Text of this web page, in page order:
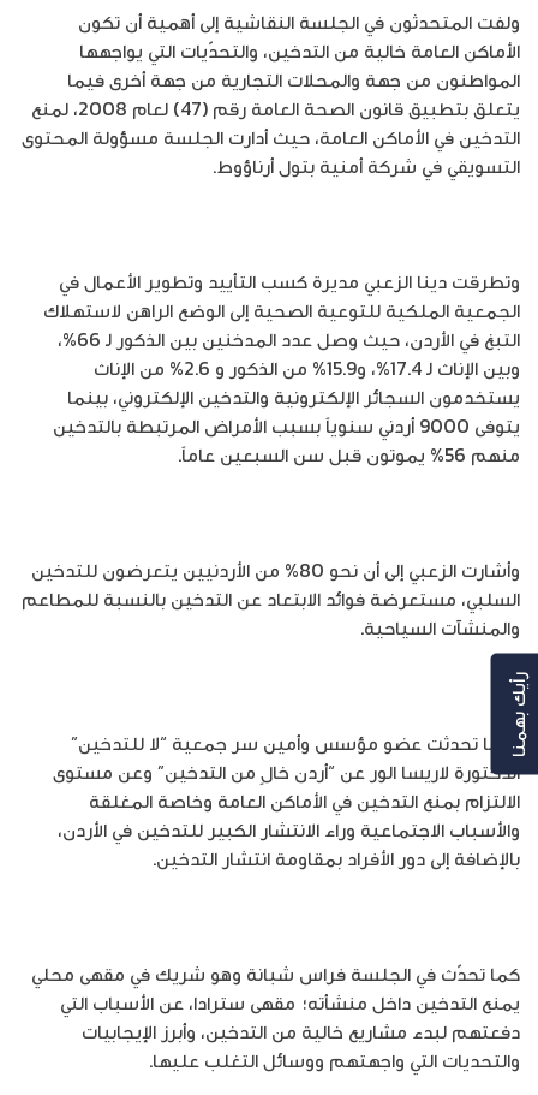
ولفت المتحدثون في الجلسة النقاشية إلى أهمية أن تكون
الأماكن العامة خالية من التدخين، والتحدّيات التي يواجهها
المواطنون من جهة والمحلات التجارية من جهة أخرى فيما
يتعلق بتطبيق قانون الصحة العامة رقم (47) لعام 2008، لمنع
التدخين في الأماكن العامة، حيث أدارت الجلسة مسؤولة المحتوى
التسويقي في شركة أمنية بتول أرناؤوط.
وتطرقت دينا الزعبي مديرة كسب التأييد وتطوير الأعمال في
الجمعية الملكية للتوعية الصحية إلى الوضع الراهن لاستهلاك
التبغ في الأردن، حيث وصل عدد المدخنين بين الذكور لـ 66%،
وبين الإناث لـ 17.4%، و15.9% من الذكور و 2.6% من الإناث
يستخدمون السجائر الإلكترونية والتدخين الإلكتروني، بينما
يتوفى 9000 أردني سنوياً بسبب الأمراض المرتبطة بالتدخين
منهم 56% يموتون قبل سن السبعين عاماً.
وأشارت الزعبي إلى أن نحو 80% من الأردنيين يتعرضون للتدخين
السلبي، مستعرضة فوائد الابتعاد عن التدخين بالنسبة للمطاعم
والمنشآت السياحية.
فيما تحدثت عضو مؤسس وأمين سر جمعية “لا للتدخين”
الدكتورة لاريسا الور عن “أردن خالٍ من التدخين” وعن مستوى
الالتزام بمنع التدخين في الأماكن العامة وخاصة المغلقة
والأسباب الاجتماعية وراء الانتشار الكبير للتدخين في الأردن،
بالإضافة إلى دور الأفراد بمقاومة انتشار التدخين.
كما تحدّث في الجلسة فراس شبانة وهو شريك في مقهى محلي
يمنع التدخين داخل منشأته؛ مقهى سترادا، عن الأسباب التي
دفعتهم لبدء مشاريع خالية من التدخين، وأبرز الإيجابيات
والتحديات التي واجهتهم ووسائل التغلب عليها.
رأيك بهمنا